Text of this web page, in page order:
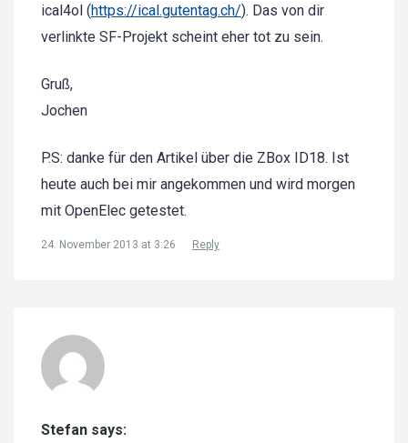
ical4ol (https://ical.gutentag.ch/). Das von dir
verlinkte SF-Projekt scheint eher tot zu sein.
Gruß,
Jochen
P.S: danke für den Artikel über die ZBox ID18. Ist
heute auch bei mir angekommen und wird morgen
mit OpenElec getestet.
24. November 2013 at 3:26 Reply
Stefan says: